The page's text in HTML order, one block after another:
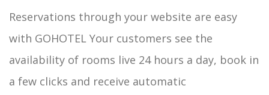
Reservations through your website are easy
with GOHOTEL Your customers see the
availability of rooms live 24 hours a day, book in
a few clicks and receive automatic